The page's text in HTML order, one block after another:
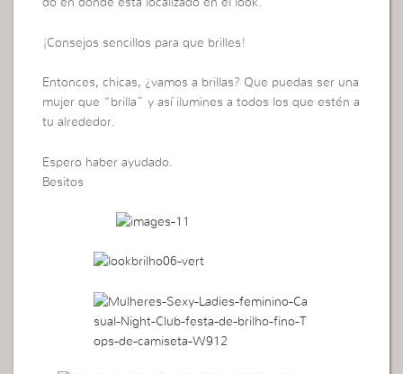
do en donde está localizado en el look.
¡Consejos sencillos para que brilles!
Entonces, chicas, ¿vamos a brillas? Que puedas ser una
mujer que “brilla” y así ilumines a todos los que estén a
tu alrededor.
Espero haber ayudado.
Besitos